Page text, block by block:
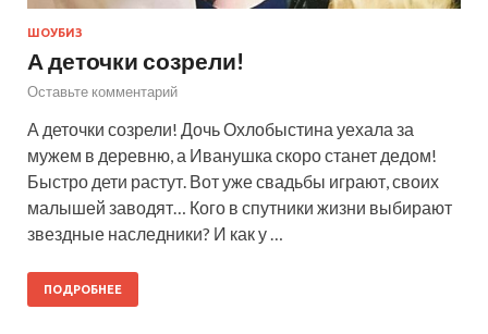
ШОУБИЗ
А деточки созрели!
Оставьте комментарий
А деточки созрели! Дочь Охлобыстина уехала за
мужем в деревню, а Иванушка скоро станет дедом!
Быстро дети растут. Вот уже свадьбы играют, своих
малышей заводят… Кого в спутники жизни выбирают
звездные наследники? И как у …
ПОДРОБНЕЕ